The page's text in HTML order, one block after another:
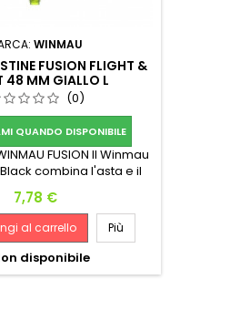
WINMAU
FUSION FLIGHT &
48 MM GIALLO L
(0)
QUANDO DISPONIBILE
FUSION Il Winmau
combina l'asta e il
in un pratico
per la parte posteriore
In questo modo non
le alette mentre giochi e
avrà una forma
un lancio più preciso.
Prezzo
7,78 €
al carrello Più
disponibile